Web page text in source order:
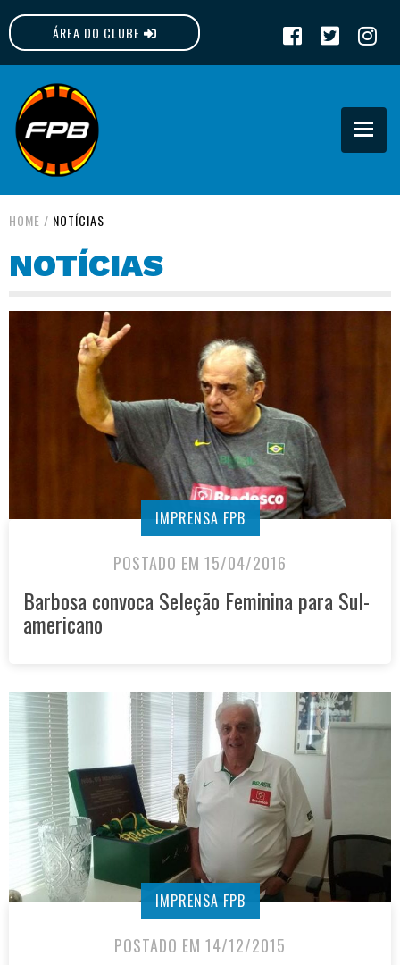
ÁREA DO CLUBE
FPB
HOME / NOTÍCIAS
NOTÍCIAS
IMPRENSA FPB
POSTADO EM 15/04/2016
Barbosa convoca Seleção Feminina para Sul-
americano
IMPRENSA FPB
POSTADO EM 14/12/2015